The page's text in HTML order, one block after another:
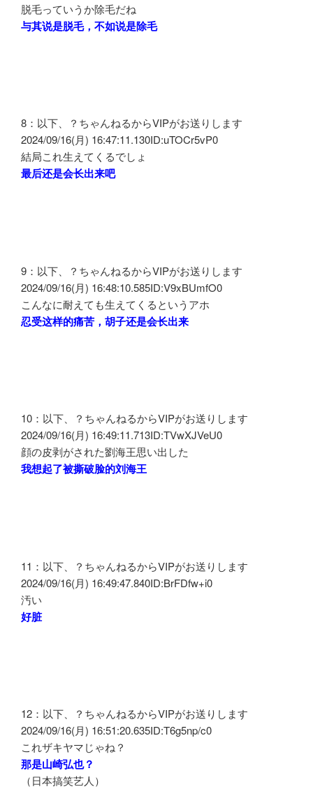
脱毛っていうか除毛だね
与其说是脱毛，不如说是除毛
8：以下、？ちゃんねるからVIPがお送りします
2024/09/16(月) 16:47:11.130ID:uTOCr5vP0
結局これ生えてくるでしょ
最后还是会长出来吧
9：以下、？ちゃんねるからVIPがお送りします
2024/09/16(月) 16:48:10.585ID:V9xBUmfO0
こんなに耐えても生えてくるというアホ
忍受这样的痛苦，胡子还是会长出来
10：以下、？ちゃんねるからVIPがお送りします
2024/09/16(月) 16:49:11.713ID:TVwXJVeU0
顔の皮剥がされた劉海王思い出した
我想起了被撕破脸的刘海王
11：以下、？ちゃんねるからVIPがお送りします
2024/09/16(月) 16:49:47.840ID:BrFDfw+i0
汚い
好脏
12：以下、？ちゃんねるからVIPがお送りします
2024/09/16(月) 16:51:20.635ID:T6g5np/c0
これザキヤマじゃね？
那是山崎弘也？
（日本搞笑艺人）